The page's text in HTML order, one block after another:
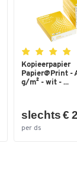
Kopieerpapier
Papier@Print -
g/m² - wit - ...
slechts €
per ds